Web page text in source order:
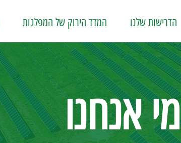
הדרישות שלנו המדד הירוק של המפלגות
מי אנחנו